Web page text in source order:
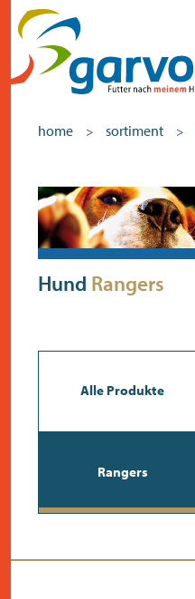
home
das herz
sortiment
home > sortiment >
Hund Rangers
Alle Produkte
Rangers